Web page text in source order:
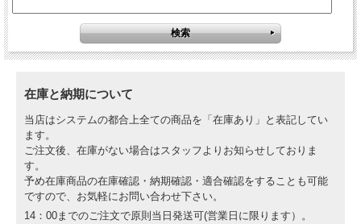
在庫と納期について
当店はシステムの都合上全ての商品を「在庫あり」と表記してい
ます。
ご注文後、在庫がない場合はスタッフよりお知らせしておりま
す。
予め在庫商品の在庫確認・納期確認・適合確認をすることも可能
ですので、お気軽にお問い合わせ下さい。
14：00までのご注文で原則当日発送可(営業日に限ります）。